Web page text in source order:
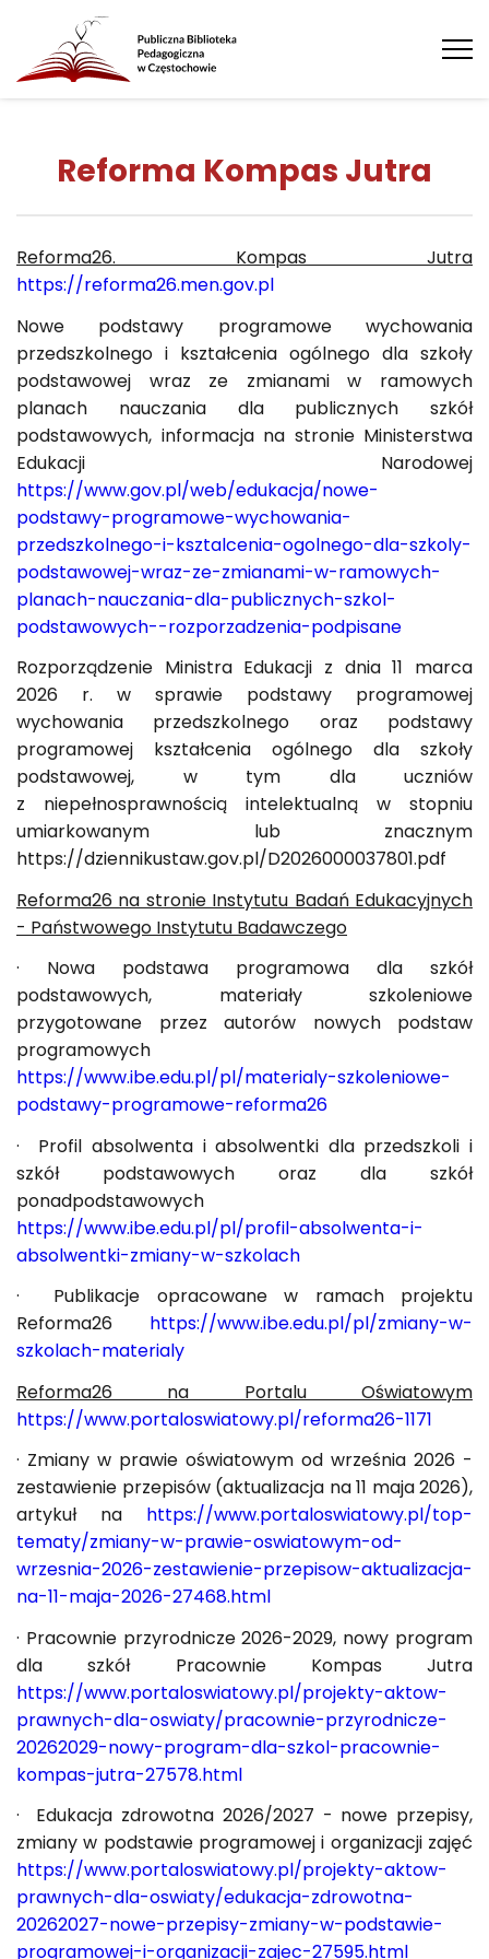
Reforma Kompas Jutra
Reforma26. Kompas Jutra
https://reforma26.men.gov.pl
Nowe podstawy programowe wychowania
przedszkolnego i kształcenia ogólnego dla szkoły
podstawowej wraz ze zmianami w ramowych
planach nauczania dla publicznych szkół
podstawowych, informacja na stronie Ministerstwa
Edukacji Narodowej
https://www.gov.pl/web/edukacja/nowe-
podstawy-programowe-wychowania-
przedszkolnego-i-ksztalcenia-ogolnego-dla-szkoly-
podstawowej-wraz-ze-zmianami-w-ramowych-
planach-nauczania-dla-publicznych-szkol-
podstawowych--rozporzadzenia-podpisane
Rozporządzenie Ministra Edukacji z dnia 11 marca
2026 r. w sprawie podstawy programowej
wychowania przedszkolnego oraz podstawy
programowej kształcenia ogólnego dla szkoły
podstawowej, w tym dla uczniów
z niepełnosprawnością intelektualną w stopniu
umiarkowanym lub znacznym
https://dziennikustaw.gov.pl/D2026000037801.pdf
Reforma26 na stronie Instytutu Badań Edukacyjnych
- Państwowego Instytutu Badawczego
· Nowa podstawa programowa dla szkół
podstawowych, materiały szkoleniowe
przygotowane przez autorów nowych podstaw
programowych
https://www.ibe.edu.pl/pl/materialy-szkoleniowe-
podstawy-programowe-reforma26
· Profil absolwenta i absolwentki dla przedszkoli i
szkół podstawowych oraz dla szkół
ponadpodstawowych
https://www.ibe.edu.pl/pl/profil-absolwenta-i-
absolwentki-zmiany-w-szkolach
· Publikacje opracowane w ramach projektu
Reforma26 https://www.ibe.edu.pl/pl/zmiany-w-
szkolach-materialy
Reforma26 na Portalu Oświatowym
https://www.portaloswiatowy.pl/reforma26-1171
· Zmiany w prawie oświatowym od września 2026 -
zestawienie przepisów (aktualizacja na 11 maja 2026),
artykuł na https://www.portaloswiatowy.pl/top-
tematy/zmiany-w-prawie-oswiatowym-od-
wrzesnia-2026-zestawienie-przepisow-aktualizacja-
na-11-maja-2026-27468.html
· Pracownie przyrodnicze 2026-2029, nowy program
dla szkół Pracownie Kompas Jutra
https://www.portaloswiatowy.pl/projekty-aktow-
prawnych-dla-oswiaty/pracownie-przyrodnicze-
20262029-nowy-program-dla-szkol-pracownie-
kompas-jutra-27578.html
· Edukacja zdrowotna 2026/2027 - nowe przepisy,
zmiany w podstawie programowej i organizacji zajęć
https://www.portaloswiatowy.pl/projekty-aktow-
prawnych-dla-oswiaty/edukacja-zdrowotna-
20262027-nowe-przepisy-zmiany-w-podstawie-
programowej-i-organizacji-zajec-27595.html